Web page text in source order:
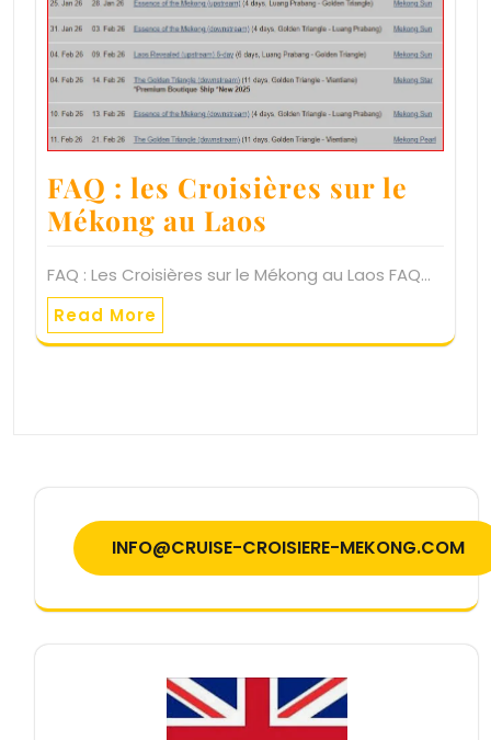
FAQ : les Croisières sur le
Mékong au Laos
FAQ : Les Croisières sur le Mékong au Laos FAQ…
Read More
INFO@CRUISE-CROISIERE-MEKONG.COM